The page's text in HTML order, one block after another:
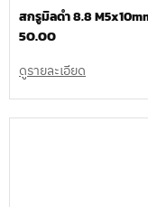
สกรูมิลดำ 8.8
50.00
ดูรายละเอียด